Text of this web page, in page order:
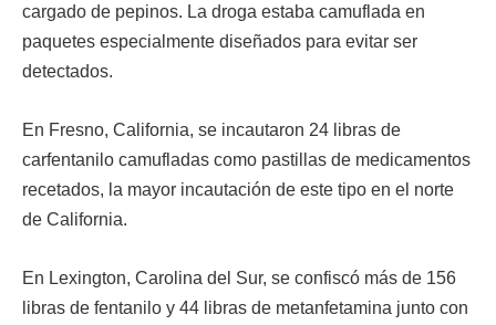
cargado de pepinos. La droga estaba camuflada en
paquetes especialmente diseñados para evitar ser
detectados.
En Fresno, California, se incautaron 24 libras de
carfentanilo camufladas como pastillas de medicamentos
recetados, la mayor incautación de este tipo en el norte
de California.
En Lexington, Carolina del Sur, se confiscó más de 156
libras de fentanilo y 44 libras de metanfetamina junto con